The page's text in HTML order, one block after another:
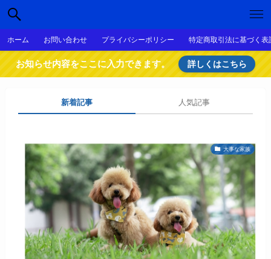
ホーム お問い合わせ プライバシーポリシー 特定商取引法に基づく表
お知らせ内容をここに入力できます。 詳しくはこちら
新着記事 人気記事
大事な家族